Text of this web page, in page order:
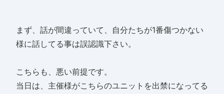
まず、話が間違っていて、自分たちが1番傷つかない
様に話してる事は誤認識下さい。
こちらも、悪い前提です。
当日は、主催様がこちらのユニットを出禁になってる